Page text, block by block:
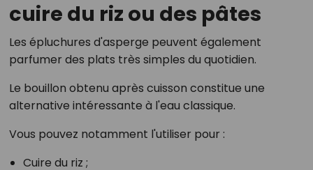
cuire du riz ou des pâtes
Les épluchures d'asperge peuvent également
parfumer des plats très simples du quotidien.
Le bouillon obtenu après cuisson constitue une
alternative intéressante à l'eau classique.
Vous pouvez notamment l'utiliser pour :
Cuire du riz ;